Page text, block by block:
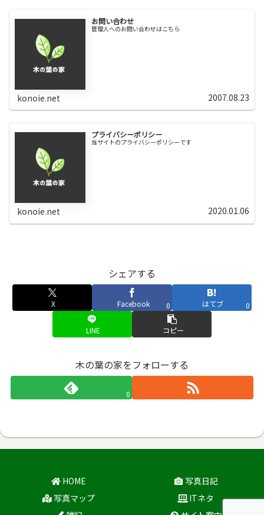
お問い合わせ
管理人へのお問い合わせはこちら
konoie.net 2007.08.23
プライバシーポリシー
当サイトのプライバシーポリシーです
konoie.net 2020.01.06
シェアする
X Facebook 0 はてブ 0
LINE コピー
木の葉の家をフォローする
0
HOME
写真日記
写真マップ
ITネタ